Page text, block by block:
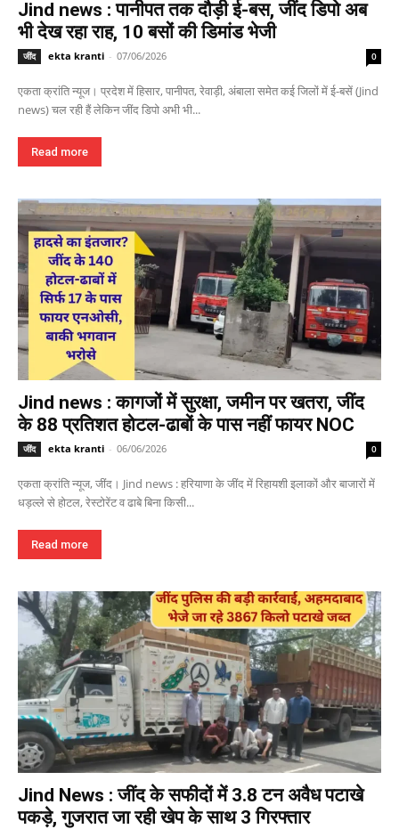
Jind news : पानीपत तक दौड़ी ई-बस, जींद डिपो अब
भी देख रहा राह, 10 बसों की डिमांड भेजी
जींद ekta kranti - 07/06/2026 0
एकता क्रांति न्यूज। प्रदेश में हिसार, पानीपत, रेवाड़ी, अंबाला समेत कई जिलों में ई-बसें (Jind
news) चल रही हैं लेकिन जींद डिपो अभी भी...
Read more
Jind news : कागजों में सुरक्षा, जमीन पर खतरा, जींद
के 88 प्रतिशत होटल-ढाबों के पास नहीं फायर NOC
जींद ekta kranti - 06/06/2026 0
एकता क्रांति न्यूज, जींद। Jind news : हरियाणा के जींद में रिहायशी इलाकों और बाजारों में
धड़ल्ले से होटल, रेस्टोरेंट व ढाबे बिना किसी...
Read more
Jind News : जींद के सफीदों में 3.8 टन अवैध पटाखे
पकड़े, गुजरात जा रही खेप के साथ 3 गिरफ्तार